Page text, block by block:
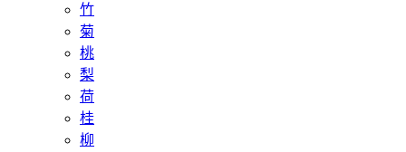
竹
菊
桃
梨
荷
桂
柳